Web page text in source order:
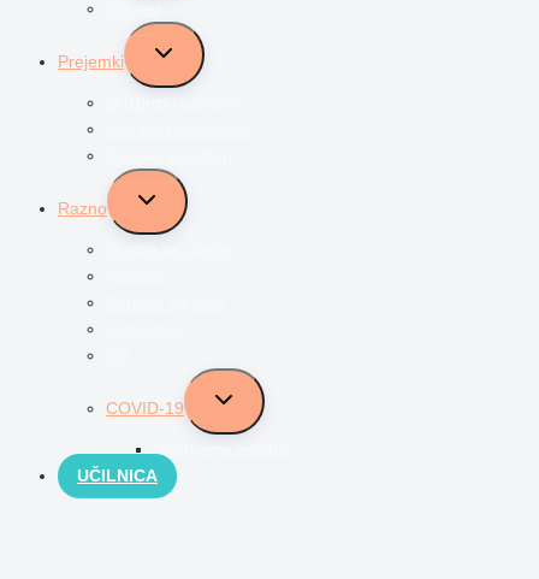
Prejemki
Toggle
menu
Razno
Toggle
menu
COVID-19
Toggle
menu
Anonimne zgodbe
UČILNICA